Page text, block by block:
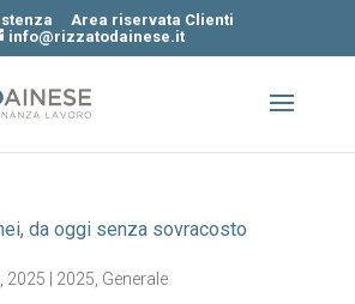
Area riservata Clienti
info@rizzatodainese.it
da oggi senza sovracosto
2025 2025 Generale